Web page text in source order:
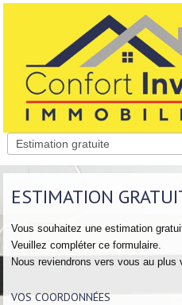
ESTIMATION
Vous souhaitez une estimation
Veuillez compléter ce formulaire.
Nous reviendrons vers vous au plus
VOS COORDONNÉES